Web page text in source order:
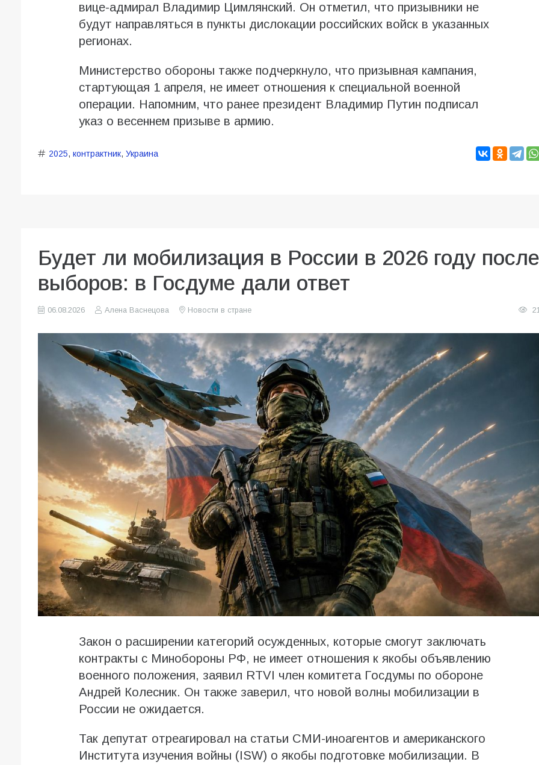
вице-адмирал Владимир Цимлянский. Он отметил, что призывники не
будут направляться в пункты дислокации российских войск в указанных
регионах.
Министерство обороны также подчеркнуло, что призывная кампания,
стартующая 1 апреля, не имеет отношения к специальной военной
операции. Напомним, что ранее президент Владимир Путин подписал
указ о весеннем призыве в армию.
2025, контрактник, Украина
Будет ли мобилизация в России в 2026 году после
выборов: в Госдуме дали ответ
06.08.2026 Алена Васнецова Новости в стране
Закон о расширении категорий осужденных, которые смогут заключать
контракты с Минобороны РФ, не имеет отношения к якобы объявлению
военного положения, заявил RTVI член комитета Госдумы по обороне
Андрей Колесник. Он также заверил, что новой волны мобилизации в
России не ожидается.
Так депутат отреагировал на статьи СМИ-иноагентов и американского
Института изучения войны (ISW) о якобы подготовке мобилизации. В